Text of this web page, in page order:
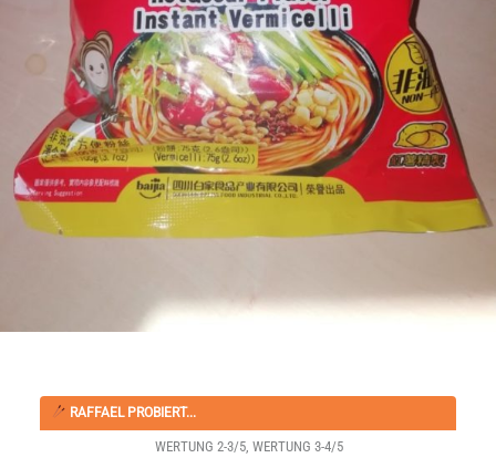
RAFFAEL PROBIERT...
WERTUNG 2-3/5, WERTUNG 3-4/5